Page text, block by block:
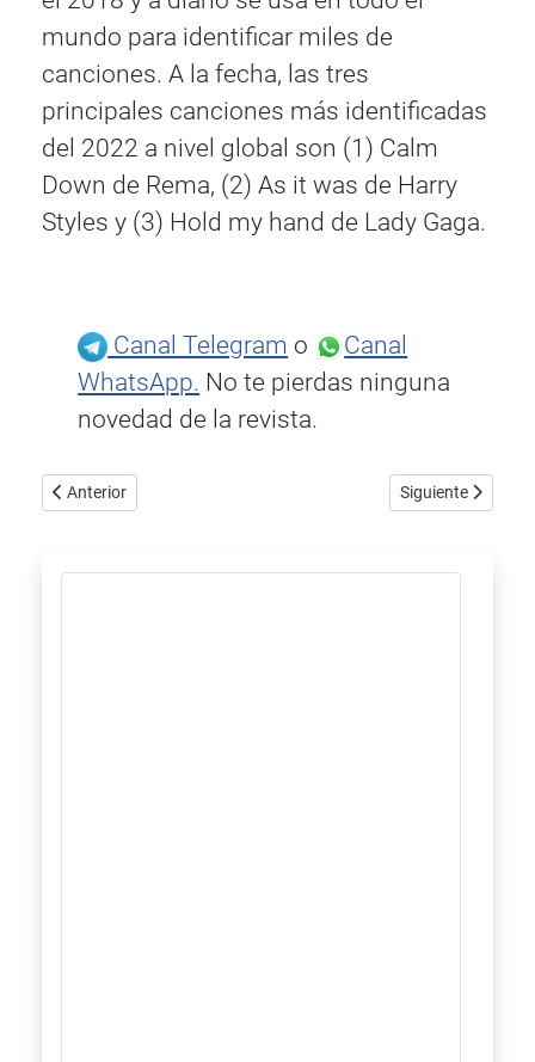
mundo para identificar miles de
canciones. A la fecha, las tres
principales canciones más identificadas
del 2022 a nivel global son (1) Calm
Down de Rema, (2) As it was de Harry
Styles y (3) Hold my hand de Lady Gaga.
Canal Telegram o
Canal
WhatsApp. No te pierdas ninguna
novedad de la revista.
Artículo anterior: Audio Technica AT-MC2022, Edición limitada,
Anterior Artículo siguiente:
Siguiente